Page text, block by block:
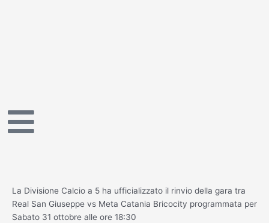
La Divisione Calcio a 5 ha ufficializzato il rinvio della gara tra
Real San Giuseppe vs Meta Catania Bricocity programmata per
Sabato 31 ottobre alle ore 18:30